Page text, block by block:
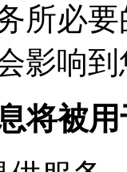
所必
影响
将被